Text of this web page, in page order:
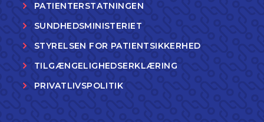
PATIENTERSTATNINGEN
SUNDHEDSMINISTERIET
STYRELSEN FOR PATIENTSIKKERHED
TILGÆNGELIGHEDSERKLÆRING
PRIVATLIVSPOLITIK